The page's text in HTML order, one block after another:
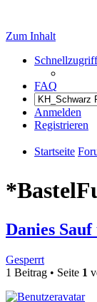
Zum Inhalt
Schnellzugriff
FAQ
Anmelden
Registrieren
Startseite
Danies
Gesperrt
1 Beitrag • Seite 1